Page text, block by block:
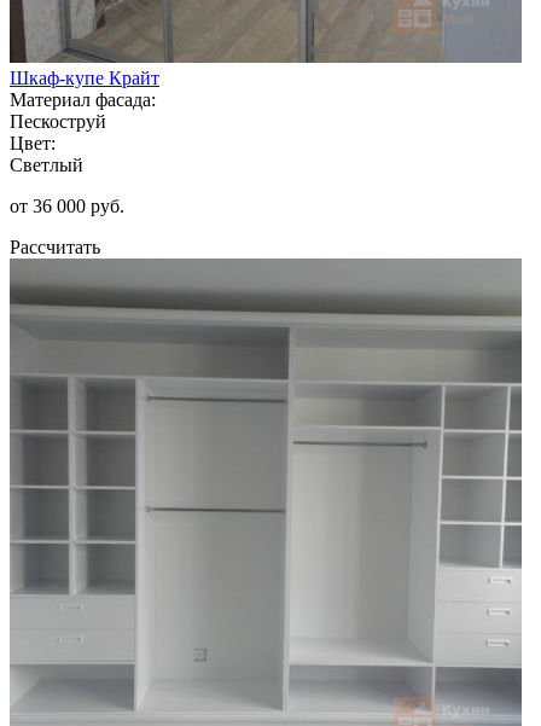
Шкаф-купе Крайт
Материал фасада:
Пескоструй
Цвет:
Светлый
от 36 000 руб.
Рассчитать